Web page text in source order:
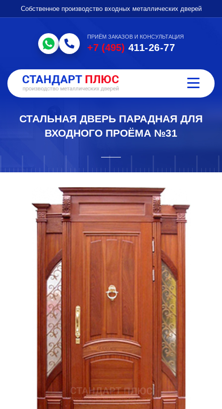
Собственное производство входных металлических дверей
ПРИЁМ ЗАКАЗОВ И КОНСУЛЬТАЦИЯ
+7 (495) 411-26-77
СТАЛЬНАЯ ДВЕРЬ ПАРАДНАЯ ДЛЯ
ВХОДНОГО ПРОЁМА №31